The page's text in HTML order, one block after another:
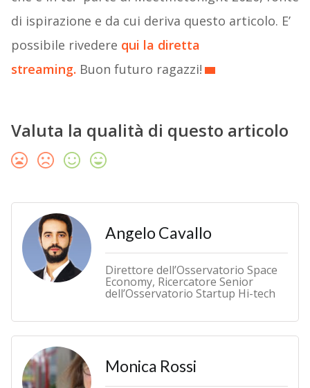
di ispirazione e da cui deriva questo articolo. E’
possibile rivedere qui la diretta
streaming. Buon futuro ragazzi!
Valuta la qualità di questo articolo
Angelo Cavallo
Direttore dell’Osservatorio Space
Economy, Ricercatore Senior
dell’Osservatorio Startup Hi-tech
Monica Rossi